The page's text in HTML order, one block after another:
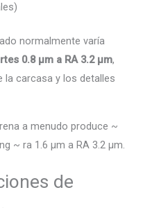
normalmente varía
0.8 µm a RA 3.2 µm,
la carcasa y los detalles
a menudo produce ~
~ ra 1.6 µm a RA 3.2 µm.
de